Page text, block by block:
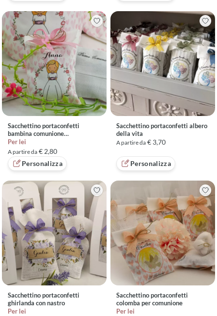
Sacchettino portaconfetti
bambina comunione
personalizzato
Per lei
A partire da € 2,80
Personalizza
Sacchettino portaconfetti albero
della vita
A partire da € 3,70
Personalizza
Sacchettino portaconfetti
ghirlanda con nastro
Per lei
Sacchettino portaconfetti
colomba per comunione
Per lei